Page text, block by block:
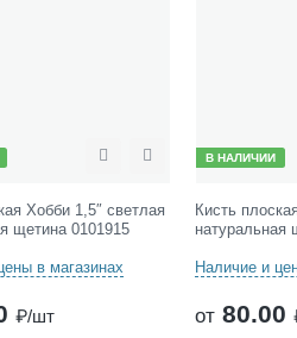
СравнитьОтложить
Хобби 1,5″ светлая
щетина 0101915
в магазинах
₽/шт
В НАЛИЧИИ
Кисть
натуральная
Наличие и
от 80.00